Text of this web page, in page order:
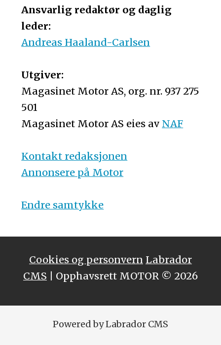
Ansvarlig redaktør og daglig
leder:
Andreas Haaland-Carlsen
Utgiver:
Magasinet Motor AS, org. nr. 937 275
501
Magasinet Motor AS eies av NAF
Kontakt redaksjonen
Annonsere på Motor
Endre samtykke
Cookies og personvern Labrador
CMS | Opphavsrett MOTOR © 2026
Powered by Labrador CMS